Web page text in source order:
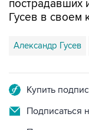
Александр Гусев
Подписаться
Получать